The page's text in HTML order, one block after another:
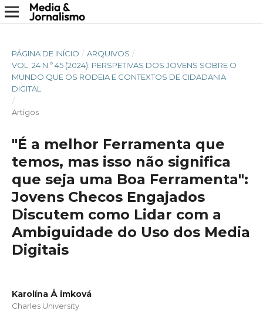
PÁGINA DE INÍCIO / ARQUIVOS /
VOL. 24 N.º 45 (2024): PERSPETIVAS DOS JOVENS SOBRE O
MUNDO QUE OS RODEIA E CONTEXTOS DE CIDADANIA
DIGITAL
/
Artigos
"É a melhor Ferramenta que
temos, mas isso não significa
que seja uma Boa Ferramenta":
Jovens Checos Engajados
Discutem como Lidar com a
Ambiguidade do Uso dos Media
Digitais
Karolína Å imková
Charles University